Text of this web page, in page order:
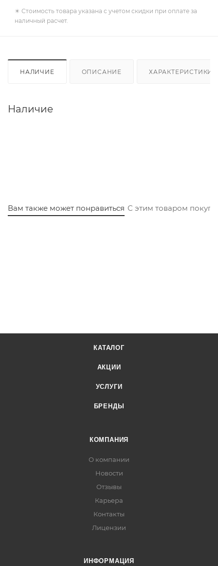
✴️ Стоимость товара указана с учетом скидки при оплате за
наличный расчет.
НАЛИЧИЕ ОПИСАНИЕ ХАРАКТЕРИСТИКИ
Наличие
Вам также может понравиться С этим товаром
КАТАЛОГ
АКЦИИ
УСЛУГИ
БРЕНДЫ
КОМПАНИЯ
О компании
Новости
Отзывы
Карьера
Контакты
Лицензии
ИНФОРМАЦИЯ